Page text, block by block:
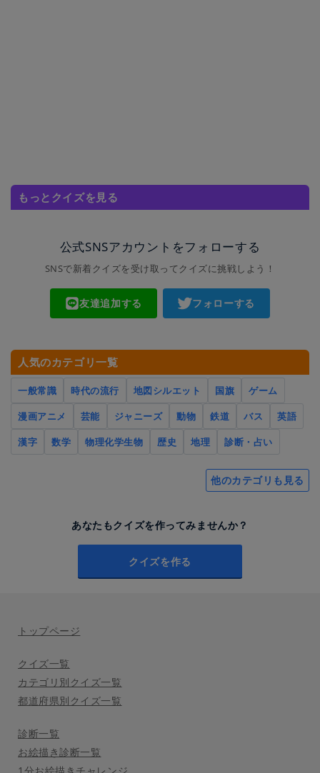
もっとクイズを見る
公式SNSアカウントをフォローする
SNSで新着クイズを受け取ってクイズに挑戦しよう！
友達追加する フォローする
人気のカテゴリ一覧
一般常識 時代の流行 地図シルエット 国旗
ゲーム
漫画アニメ
芸能 ジャニーズ 動物 鉄道 バス
英語
漢字
数学 物理化学生物 歴史 地理 診断・占い
他のカテゴリも見る
あなたもクイズを作ってみませんか？
クイズを作る
トップページ
クイズ一覧
カテゴリ別クイズ一覧
都道府県別クイズ一覧
診断一覧
お絵描き診断一覧